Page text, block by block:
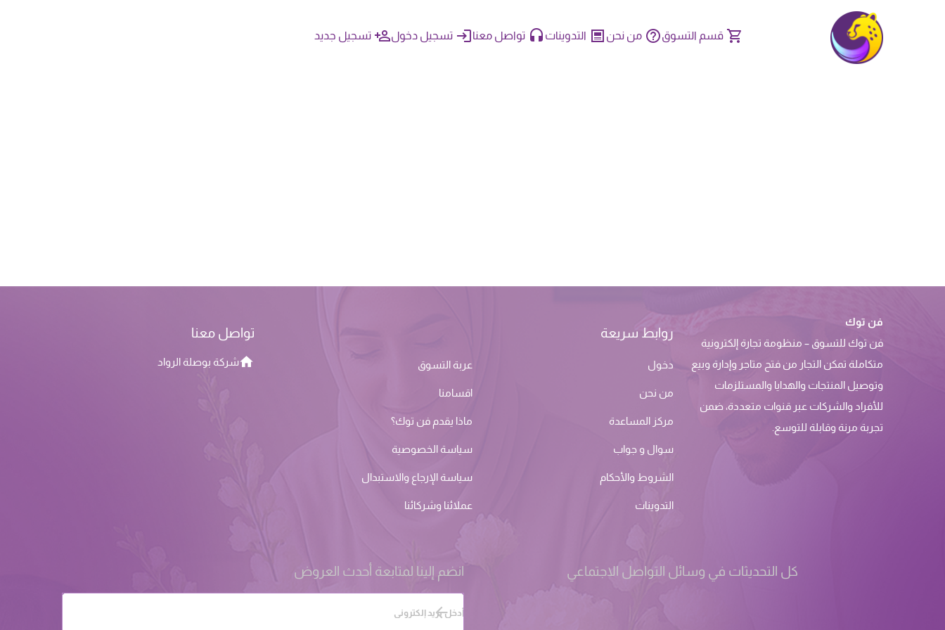
قسم التسوق من نحن التدوينات تواصل معنا تسجيل دخول تسجيل جديد
فن توك
فن توك للتسوق – منظومة تجارة إلكترونية
متكاملة تمكن التجار من فتح متاجر وإدارة وبيع
وتوصيل المنتجات والهدايا والمستلزمات
للأفراد والشركات عبر قنوات متعددة، ضمن
تجربة مرنة وقابلة للتوسع.
روابط سريعة
دخول عربة التسوق
من نحن اقسامنا
مركز المساعدة ماذا يقدم فن توك؟
سوال و جواب سياسة الخصوصية
الشروط والأحكام سياسة الإرجاع والاستبدال
التدوينات عملائنا وشركائنا
تواصل معنا
شركة بوصلة الرواد
كل التحديثات في وسائل التواصل الاجتماعي انضم إلينا لمتابعة أحدث العروض